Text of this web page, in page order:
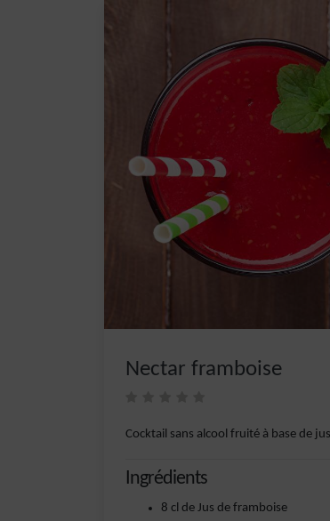
Nectar framboise
Cocktail sans alcool fruité à base de
Ingrédients
8 cl de Jus de framboise